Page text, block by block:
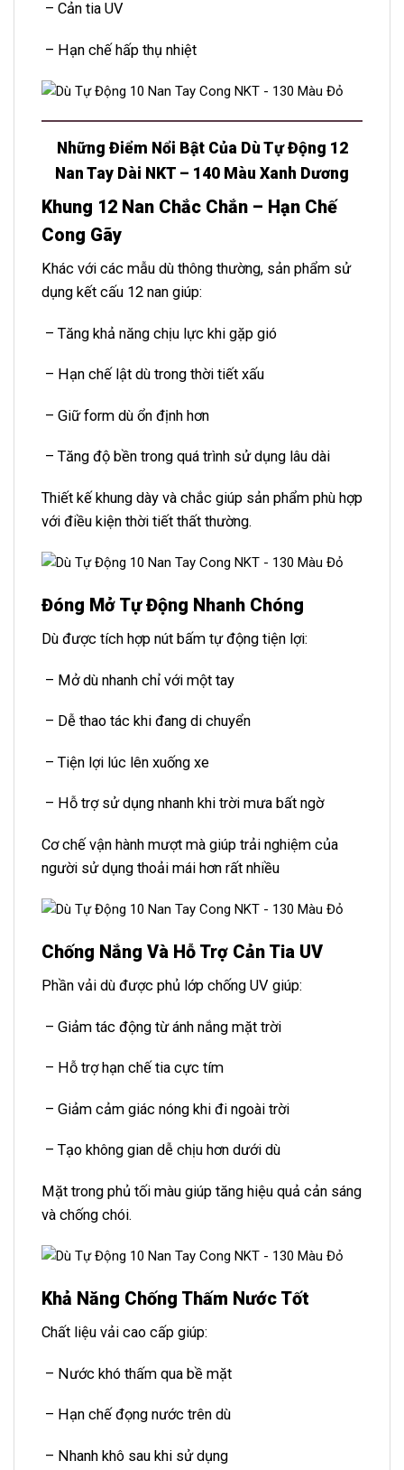
– Cản tia UV
– Hạn chế hấp thụ nhiệt
Những Điểm Nổi Bật Của Dù Tự Động 12
Nan Tay Dài NKT – 140 Màu Xanh Dương
Khung 12 Nan Chắc Chắn – Hạn Chế
Cong Gãy
Khác với các mẫu dù thông thường, sản phẩm sử
dụng kết cấu 12 nan giúp:
– Tăng khả năng chịu lực khi gặp gió
– Hạn chế lật dù trong thời tiết xấu
– Giữ form dù ổn định hơn
– Tăng độ bền trong quá trình sử dụng lâu dài
Thiết kế khung dày và chắc giúp sản phẩm phù hợp
với điều kiện thời tiết thất thường.
Đóng Mở Tự Động Nhanh Chóng
Dù được tích hợp nút bấm tự động tiện lợi:
– Mở dù nhanh chỉ với một tay
– Dễ thao tác khi đang di chuyển
– Tiện lợi lúc lên xuống xe
– Hỗ trợ sử dụng nhanh khi trời mưa bất ngờ
Cơ chế vận hành mượt mà giúp trải nghiệm của
người sử dụng thoải mái hơn rất nhiều
Chống Nắng Và Hỗ Trợ Cản Tia UV
Phần vải dù được phủ lớp chống UV giúp:
– Giảm tác động từ ánh nắng mặt trời
– Hỗ trợ hạn chế tia cực tím
– Giảm cảm giác nóng khi đi ngoài trời
– Tạo không gian dễ chịu hơn dưới dù
Mặt trong phủ tối màu giúp tăng hiệu quả cản sáng
và chống chói.
Khả Năng Chống Thấm Nước Tốt
Chất liệu vải cao cấp giúp:
– Nước khó thấm qua bề mặt
– Hạn chế đọng nước trên dù
– Nhanh khô sau khi sử dụng